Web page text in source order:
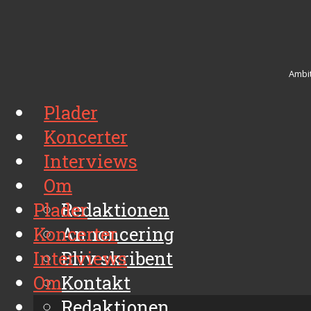
Plader
Koncerter
Interviews
Om
Redaktionen
Annoncering
Bliv skribent
Kontakt
Plader
Koncerter
Interviews
Om